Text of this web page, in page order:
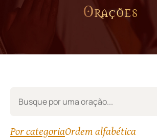
Orações
Por categoriaOrdem alfabética